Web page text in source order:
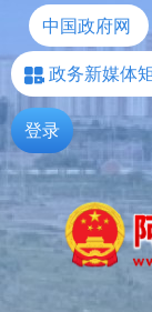
中国政府网
政务新媒体
登录